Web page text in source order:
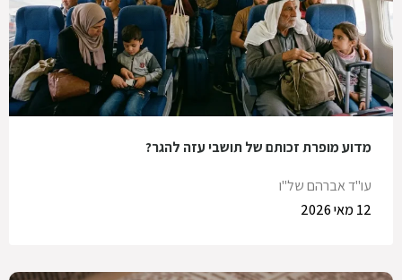
מדוע מופרת זכותם של תושבי עזה להגר?
עו"ד אברהם של"ו
12 מאי 2026